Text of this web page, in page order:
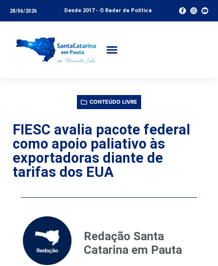
28/06/2026 Desde 2017 - O Radar da Política
CONTEÚDO LIVRE
FIESC avalia pacote federal
como apoio paliativo às
exportadoras diante de
tarifas dos EUA
Redação Santa
Catarina em Pauta